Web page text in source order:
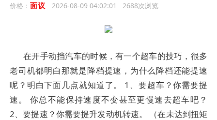
价格： 面议 2026-08-09 04:02:01 2688次浏览
在开手动挡汽车的时候，有一个超车的技巧，很多
老司机都明白那就是降档提速，为什么降档还能提速
呢？明白下面几点就知道了。 1、要超车？你需要提
速。 你总不能保持速度不变甚至更慢速去超车吧？
2、要提速？你需要提升发动机转速。 （在未达到扭矩